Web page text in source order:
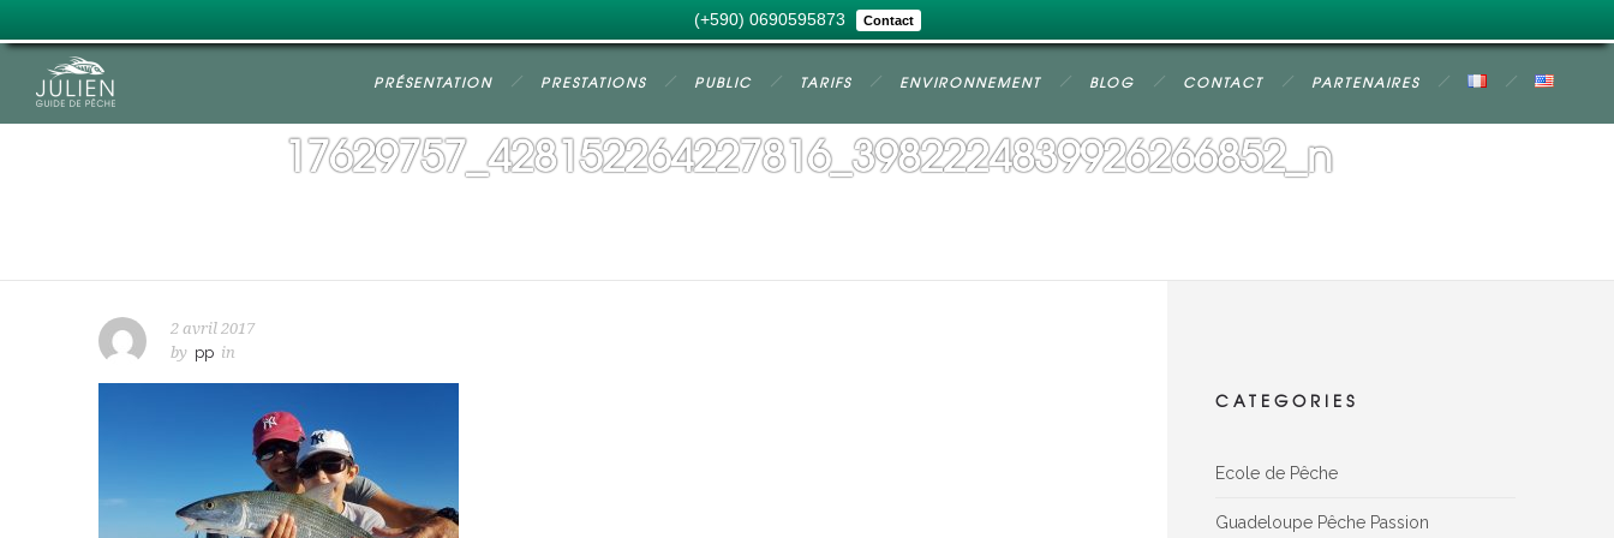
(+590) 0690595873 Contact
PRÉSENTATION PRESTATIONS PUBLIC TARIFS ENVIRONNEMENT BLOG CONTACT PARTENAIRES
17629757_428152264227816_3982224839926266852_n
2 avril 2017
by pp in
CATEGORIES
Ecole de Pêche
Guadeloupe Pêche Passion